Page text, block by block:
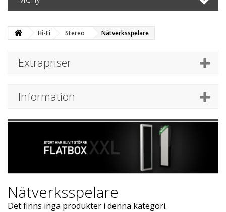
Hi-Fi Stereo Nätverksspelare
Extrapriser
Information
Nätverksspelare
Det finns inga produkter i denna kategori.